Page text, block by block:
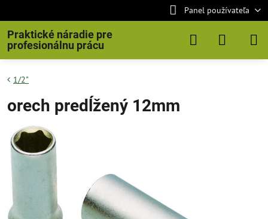
Panel používateľa
Praktické náradie pre
profesionálnu prácu
1/2"
orech predĺžený 12mm